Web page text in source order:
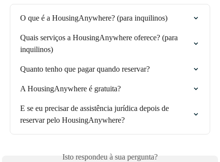
O que é a HousingAnywhere? (para inquilinos)
Quais serviços a HousingAnywhere oferece? (para
inquilinos)
Quanto tenho que pagar quando reservar?
A HousingAnywhere é gratuita?
E se eu precisar de assistência jurídica depois de
reservar pelo HousingAnywhere?
Isto respondeu à sua pergunta?